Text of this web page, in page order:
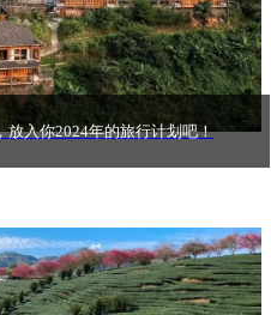
放入你2024年的旅行计划吧！